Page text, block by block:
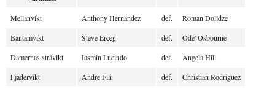
Mellanvikt Anthony Hernandez def.
Roman Dolidze
Bantamvikt
Steve Erceg def.
Ode' Osbourne
Damernas stråvikt
Iasmin Lucindo def.
Angela Hill
Fjädervikt
Andre Fili def.
Christian Rodriguez